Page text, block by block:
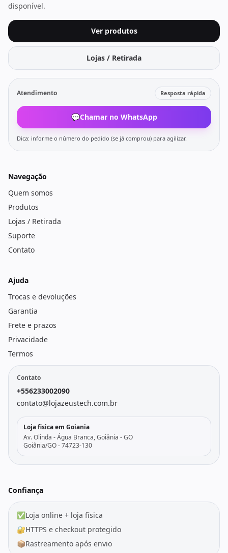
disponível.
Ver produtos
Lojas / Retirada
Atendimento Resposta rápida
💬Chamar no WhatsApp
Dica: informe o número do pedido (se já comprou) para agilizar.
Navegação
Quem somos
Produtos
Lojas / Retirada
Suporte
Contato
Ajuda
Trocas e devoluções
Garantia
Frete e prazos
Privacidade
Termos
Contato
+556233002090
contato@lojazeustech.com.br
Loja fisica em Goiania
Av. Olinda - Água Branca, Goiânia - GO
Goiânia/GO - 74723-130
Confiança
✅Loja online + loja física
🔐HTTPS e checkout protegido
📦Rastreamento após envio